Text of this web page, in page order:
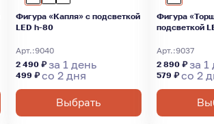
Фигура «Капля» с подсветкой
LED h-80
Арт.:9040
2 490 ₽ за 1 день
499 ₽со 2 дня
Выбрать
Фигура
подсветкой
Арт.:9037
2 890 ₽ за 1
579 ₽со 2